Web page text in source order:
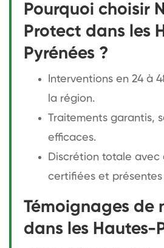
Pourquoi choisir
Protect dans les
Pyrénées ?
Interventions en 24 à
la région.
Traitements garantis,
efficaces.
Discrétion totale avec
certifiées et
Témoignages de
dans les Hautes-